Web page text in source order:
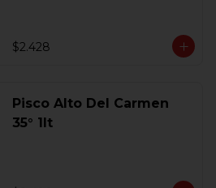
$2.428
Pisco Alto Del Carmen
35° 1lt